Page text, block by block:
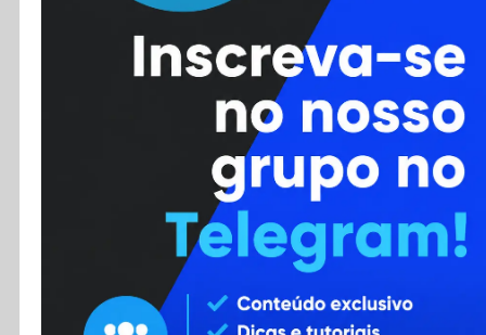
Cursos
Enviar Dica